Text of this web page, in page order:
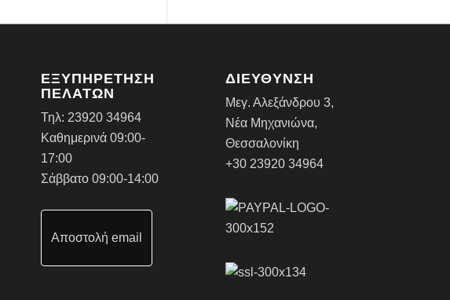
ΕΞΥΠΗΡΕΤΗΣΗ
ΠΕΛΑΤΩΝ
Τηλ: 23920 34964
Καθημερινά 09:00-
17:00
Σάββατο 09:00-14:00
Αποστολή email
ΔΙΕΥΘΥΝΣΗ
Μεγ. Αλεξάνδρου 3,
Νέα Μηχανιώνα,
Θεσσαλονίκη
+30 23920 34964